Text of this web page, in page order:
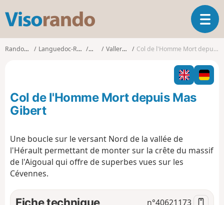
s
o
O
u
r
i
r
l
g
o
Randonnées Languedoc-Roussillon Gard Valleraugue Col de l'Homme Mort depuis Mas Gibert
Col de l'Homme Mort depuis Mas
Gibert
Une boucle sur le versant Nord de la vallée de
l'Hérault permettant de monter sur la crête du massif
de l'Aigoual qui offre de superbes vues sur les
Cévennes.
Fiche technique n°40621173